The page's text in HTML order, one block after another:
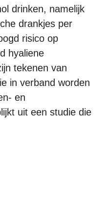
drinken, namelijk
drankjes per
risico op
hyaliene
tekenen van
in verband worden
en
uit een studie die